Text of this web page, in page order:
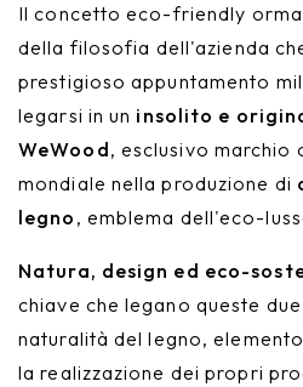
Il concetto eco-friendly
della filosofia dell'azienda
prestigioso appuntamento
legarsi in un insolito e
WeWood, esclusivo marchio
mondiale nella produzione di
legno , emblema dell'eco-
Natura, design ed eco-
chiave che legano queste
naturalità del legno,
la realizzazione dei propri